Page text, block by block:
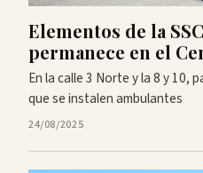
Elementos de la
permanece en el
En la calle 3 Norte y la 8 y 10,
que se instalen ambulantes
24/08/2025